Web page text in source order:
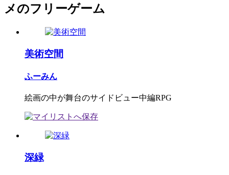
メのフリーゲーム
美術空間
ふーみん
絵画の中が舞台のサイドビュー中編RPG
深緑